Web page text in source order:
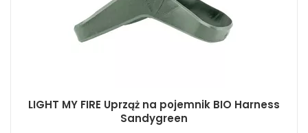
LIGHT MY FIRE Uprząż na pojemnik BIO Harness
Sandygreen